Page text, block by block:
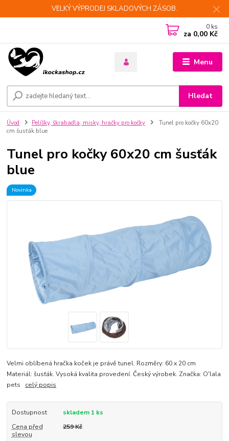
VELKÝ VÝPRODEJ SKLADOVÝCH ZÁSOB.
Menu
Hledat
0 ks
za 0,00 Kč
Úvod Pelíšky, škrabadla, misky, hračky pro kočky
Tunel pro kočky 60x20
cm šusťák blue
Tunel pro kočky 60x20 cm šusťák
blue
Novinka
Velmi oblíbená hračka koček je právě tunel. Rozměry: 60 x 20 cm
Materiál: šusťák. Vysoká kvalita provedení. Český výrobek. Značka: O'lala
pets celý popis
Dostupnost
skladem 1 ks
Cena před
slevou
259 Kč